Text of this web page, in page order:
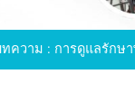
น โทร.0616596065 ไ
ความ : การดูแลรักษ